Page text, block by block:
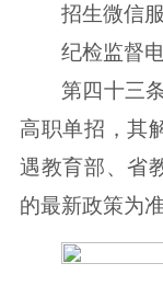
招生微信
纪检监督
第四十三
高职单招，其
遇教育部、省
的最新政策为准